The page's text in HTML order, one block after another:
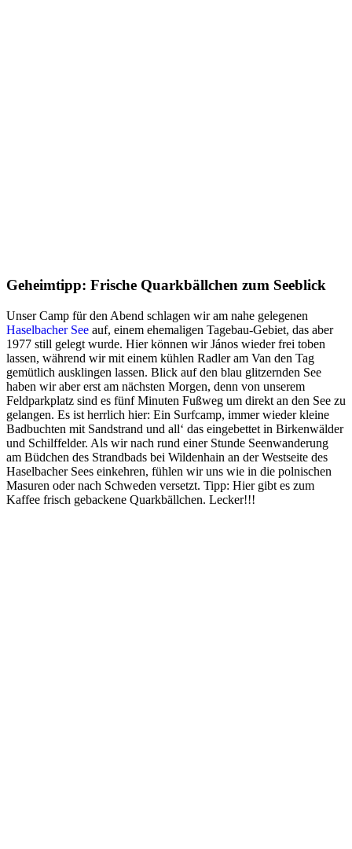
Geheimtipp: Frische Quarkbällchen zum Seeblick
Unser Camp für den Abend schlagen wir am nahe gelegenen
Haselbacher See auf, einem ehemaligen Tagebau-Gebiet, das aber
1977 still gelegt wurde. Hier können wir János wieder frei toben
lassen, während wir mit einem kühlen Radler am Van den Tag
gemütlich ausklingen lassen. Blick auf den blau glitzernden See
haben wir aber erst am nächsten Morgen, denn von unserem
Feldparkplatz sind es fünf Minuten Fußweg um direkt an den See zu
gelangen. Es ist herrlich hier: Ein Surfcamp, immer wieder kleine
Badbuchten mit Sandstrand und all‘ das eingebettet in Birkenwälder
und Schilffelder. Als wir nach rund einer Stunde Seenwanderung
am Büdchen des Strandbads bei Wildenhain an der Westseite des
Haselbacher Sees einkehren, fühlen wir uns wie in die polnischen
Masuren oder nach Schweden versetzt. Tipp: Hier gibt es zum
Kaffee frisch gebackene Quarkbällchen. Lecker!!!